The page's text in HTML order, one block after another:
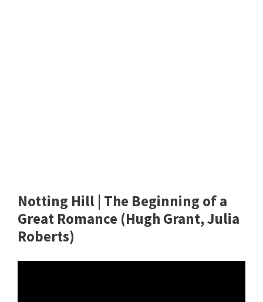
Notting Hill | The Beginning of a
Great Romance (Hugh Grant, Julia
Roberts)